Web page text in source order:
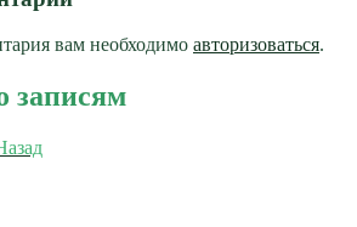
вам необходимо авторизоваться.
записям